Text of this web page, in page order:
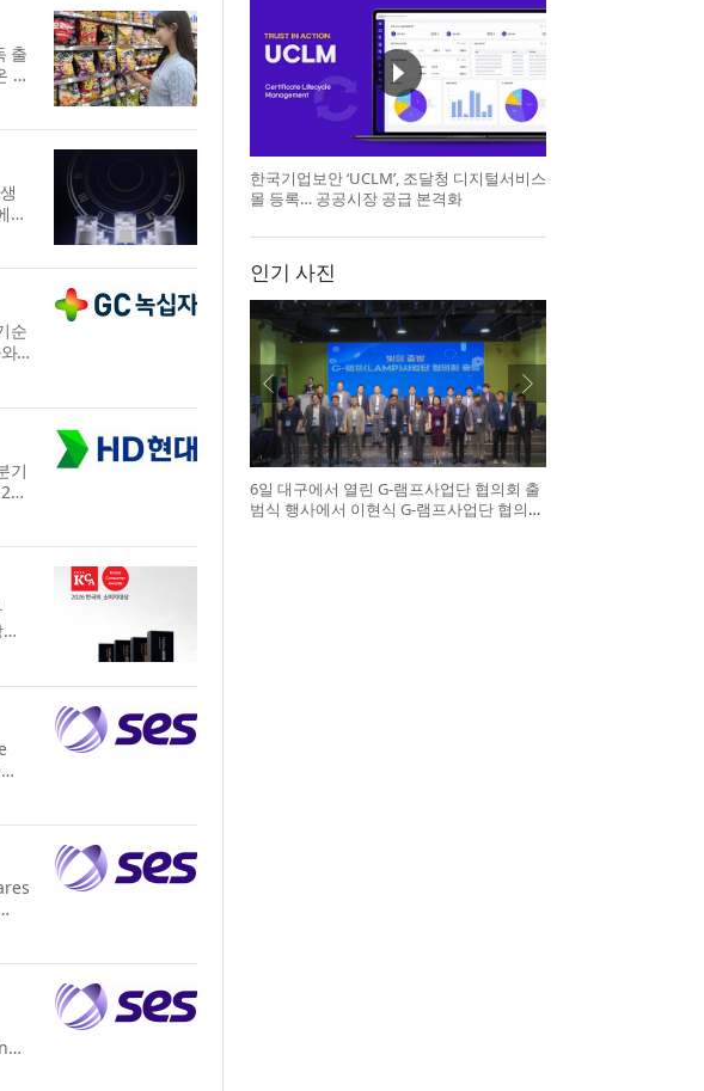
출
오
순
기
한국기업보안 ‘UCLM’, 조달청 디지털서비스
몰 등록… 공공시장 공급 본격화
인기 사진
6일 대구에서 열린 G-램프사업단 협의회 출
범식 행사에서 이현식 G-램프사업단 협의회